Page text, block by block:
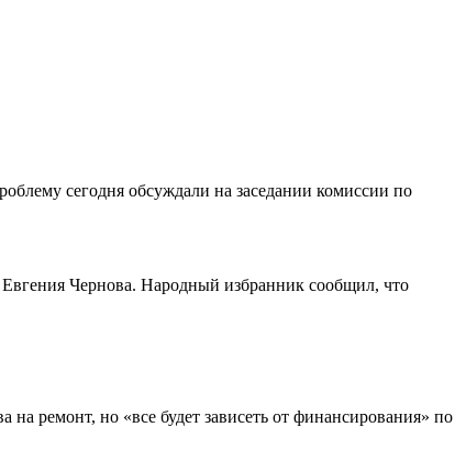
сегодня обсуждали на заседании комиссии по
Чернова. Народный избранник сообщил, что
ремонт, но «все будет зависеть от финансирования» по